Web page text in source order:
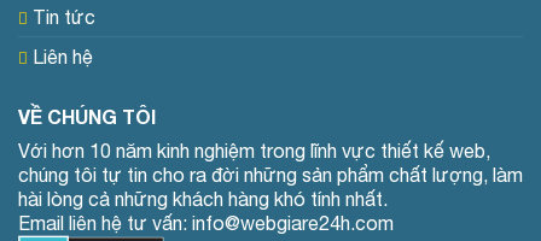
Tin tức
Liên hệ
VỀ CHÚNG TÔI
Với hơn 10 năm kinh nghiệm trong lĩnh vực thiết kế web,
chúng tôi tự tin cho ra đời những sản phẩm chất lượng, làm
hài lòng cả những khách hàng khó tính nhất.
Email liên hệ tư vấn: info@webgiare24h.com